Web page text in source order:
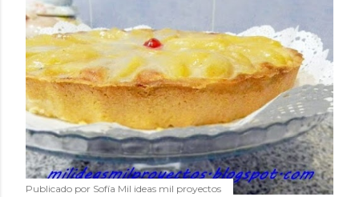
Publicado por Sofía Mil ideas mil proyectos